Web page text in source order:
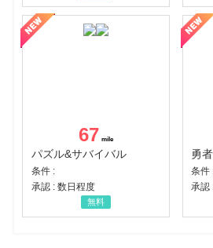
67
パズル&サバイバル
条件 :
承認 : 数日程度
無料
条件
承認